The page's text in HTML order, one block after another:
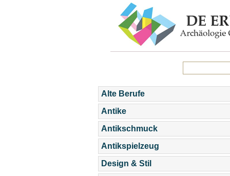
Alte Berufe
Antike
Antikschmuck
Antikspielzeug
Design & Stil